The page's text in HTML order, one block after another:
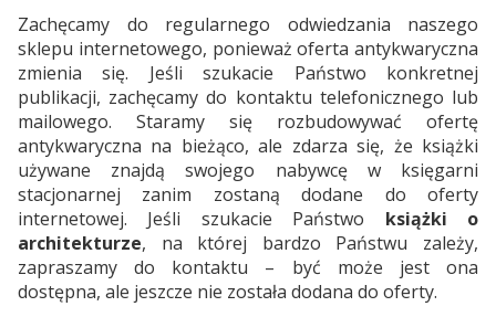
Zachęcamy do regularnego odwiedzania naszego
sklepu internetowego, ponieważ oferta antykwaryczna
zmienia się. Jeśli szukacie Państwo konkretnej
publikacji, zachęcamy do kontaktu telefonicznego lub
mailowego. Staramy się rozbudowywać ofertę
antykwaryczna na bieżąco, ale zdarza się, że książki
używane znajdą swojego nabywcę w księgarni
stacjonarnej zanim zostaną dodane do oferty
internetowej. Jeśli szukacie Państwo książki o
architekturze, na której bardzo Państwu zależy,
zapraszamy do kontaktu – być może jest ona
dostępna, ale jeszcze nie została dodana do oferty.